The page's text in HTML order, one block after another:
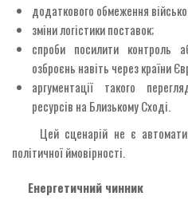
додаткового обмеження
зміни логістики поставок;
спроби посилити контроль
озброєнь навіть через країни
аргументації такого
ресурсів на Близькому Сході.
Цей сценарій не є
політичної ймовірності.
Енергетичний чинник